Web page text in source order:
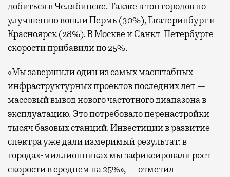
добиться в Челябинске. Также в топ городов по
улучшению вошли Пермь (30%), Екатеринбург и
Красноярск (28%). В Москве и Санкт-Петербурге
скорости прибавили по 25%.
«Мы завершили один из самых масштабных
инфраструктурных проектов последних лет —
массовый вывод нового частотного диапазона в
эксплуатацию. Это потребовало перенастройки
тысяч базовых станций. Инвестиции в развитие
спектра уже дали измеримый результат: в
городах-миллионниках мы зафиксировали рост
скорости в среднем на 25%», — отметил